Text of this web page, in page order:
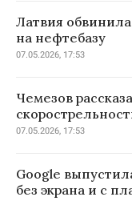
Латвия
на нефтебазу
07.05.2026, 17:53
Чемезов
07.05.2026, 17:53
Google
без экрана и с